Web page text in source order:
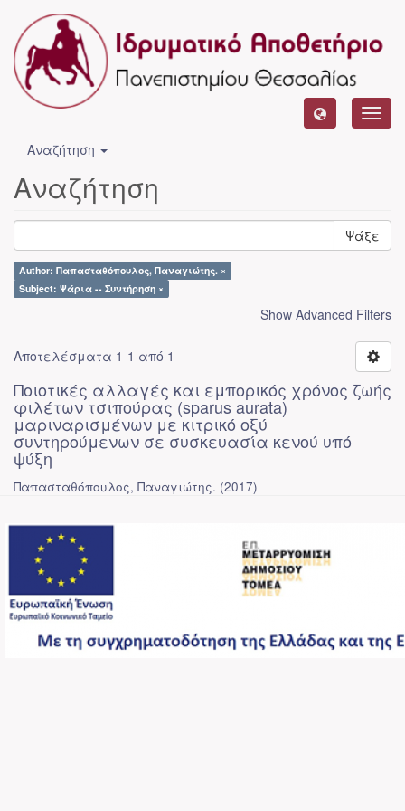
Αναζήτηση
Αναζήτηση
Ψάξε
Author: Παπασταθόπουλος, Παναγιώτης. ×
Subject: Ψάρια -- Συντήρηση ×
Show Advanced Filters
Αποτελέσματα 1-1 από 1
Ποιοτικές αλλαγές και εμπορικός χρόνος ζωής
φιλέτων τσιπούρας (sparus aurata)
μαριναρισμένων με κιτρικό οξύ
συντηρούμενων σε συσκευασία κενού υπό
ψύξη
Παπασταθόπουλος, Παναγιώτης. (2017)